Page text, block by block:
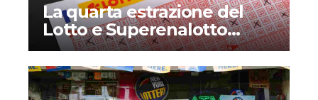
La quarta estrazione del
Lotto e Superenalotto
diventerà permanente?
Quando inizia e che novità
introduce?